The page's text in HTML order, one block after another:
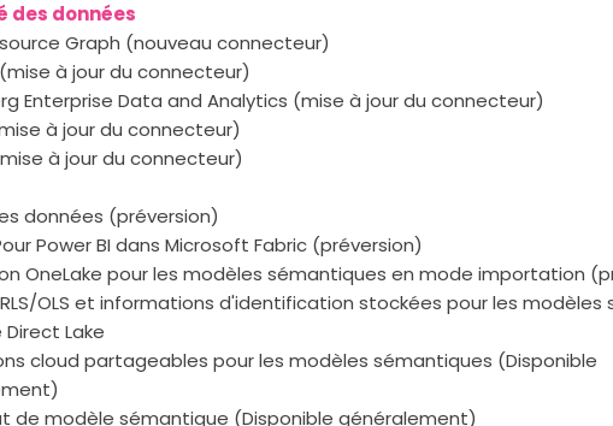
des données
Graph (nouveau connecteur)
à jour du connecteur)
Enterprise Data and Analytics (mise à jour du connecteur)
à jour du connecteur)
à jour du connecteur)
données (préversion)
Power BI dans Microsoft Fabric (préversion)
OneLake pour les modèles sémantiques en mode importation
OLS et informations d'identification stockées pour les modèles
Lake
cloud partageables pour les modèles sémantiques (Disponible
de modèle sémantique (Disponible généralement)